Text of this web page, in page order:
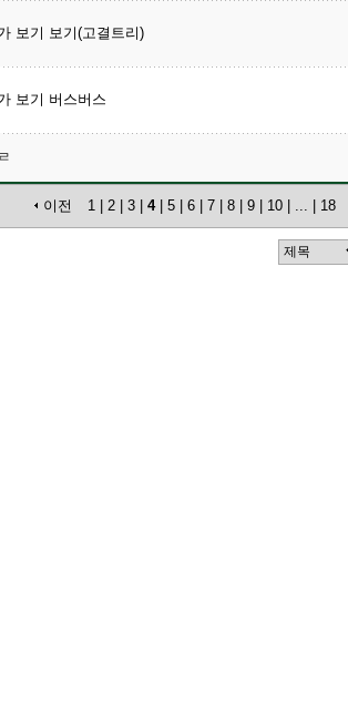
보기 보기(고결트리)
보기 버스버스
이전 1 2 3 4 5 6 7 8 9 10 ... 18